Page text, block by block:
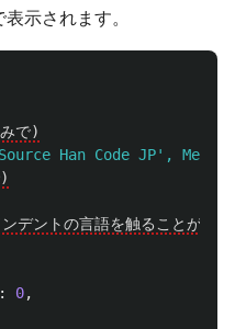
示されます。
で)
Han Code JP',
デントの言語を触ることが多
: 0,